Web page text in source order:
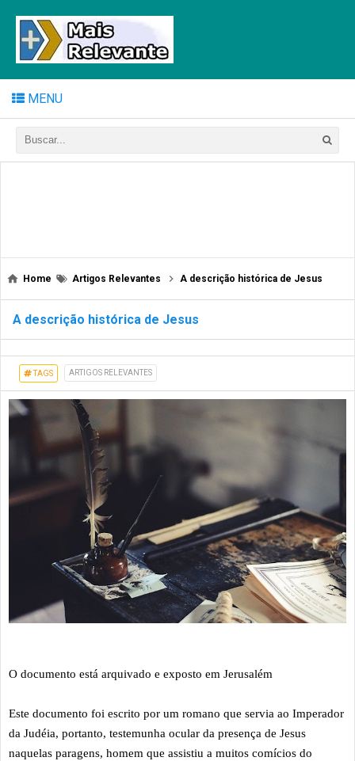
MENU
Home Artigos Relevantes A descrição histórica de Jesus
A descrição histórica de Jesus
TAGS ARTIGOS RELEVANTES
O documento está arquivado e exposto em Jerusalém
Este documento foi escrito por um romano que servia ao Imperador
da Judéia, portanto, testemunha ocular da presença de Jesus
naquelas paragens, homem que assistiu a muitos comícios do